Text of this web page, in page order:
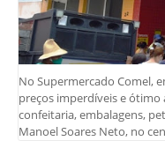
No Supermercado Comel,
preços imperdíveis e
confeitaria, embalagens,
Manoel Soares Neto, no